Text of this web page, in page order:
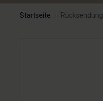
Startseite Rücksendung